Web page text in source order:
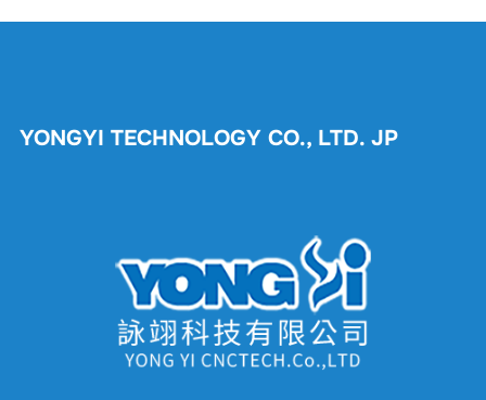
YONGYI TECHNOLOGY CO., LTD. JP